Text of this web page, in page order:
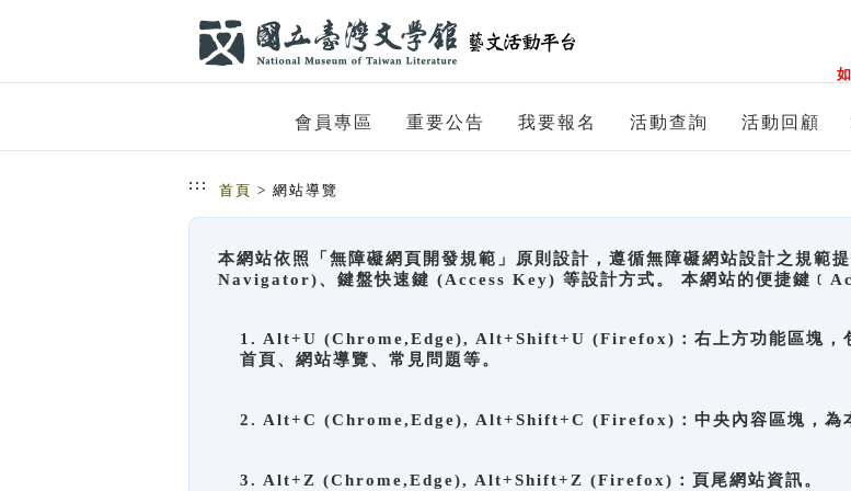
會員專區 重要公告 我要報名 活動查詢 活動回顧
::: 首頁 > 網站導覽
本網站依照「無障礙網頁開發規範」原則設計，遵循無障礙網站設計之規
Navigator)、鍵盤快速鍵 (Access Key) 等設計方式。 本網站的便捷鍵
1. Alt+U (Chrome,Edge), Alt+Shift+U (Firefox)：右上方功能區塊，包
首頁、網站導覽、常見問題等。
2. Alt+C (Chrome,Edge), Alt+Shift+C (Firefox)：中央內容區塊，為本
3. Alt+Z (Chrome,Edge), Alt+Shift+Z (Firefox)：頁尾網站資訊。